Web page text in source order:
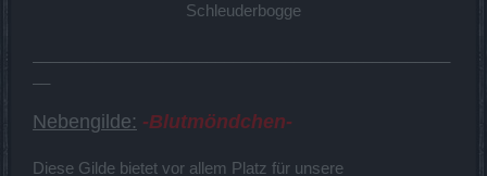
Schleuderbogge​
Nebengilde: -Blutmöndchen-
Diese Gilde bietet vor allem Platz für unsere